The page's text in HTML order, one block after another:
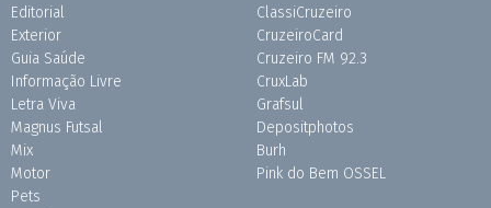
Editorial
Exterior
Guia Saúde
Informação Livre
Letra Viva
Magnus Futsal
Mix
Motor
Pets
ClassiCruzeiro
CruzeiroCard
Cruzeiro FM 92.3
CruxLab
Grafsul
Depositphotos
Burh
Pink do Bem OSSEL